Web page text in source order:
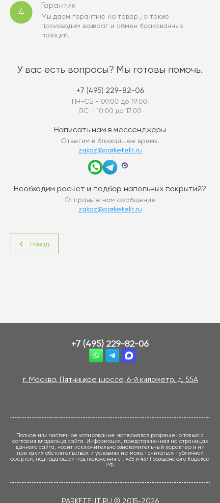
4
Гарантия
Мы даем гарантию на товар , а также
производим возврат и обмен бракованных
позиций.
У вас есть вопросы? Мы готовы помочь.
+7 (495) 229-82-06
ПН-СБ - 09:00 до 19:00,
ВС - 10:00 до 17:00
Написать нам в мессенджеры
Ответим в ближайшее время.
zakaz@parketelit.ru
Необходим расчет и подбор напольных покрытий?
Отправьте нам сообщение
zakaz@parketelit.ru
Назад
+7 (495) 229-82-06
г. Москва, Пятницкое шоссе, 6-й километр, д. 55А
Полное или частичное копирование материалов разрешено только с
согласия владельца сайта. Информация, представленная на страницах
данного сайта, носит исключительно ознакомительный характер и ни
при каких обстоятельствах и условиях не может считаться публичной
офертой, подпадающей под положения ст. 435 и 437 Гражданского Кодекса
РФ.
PARKETELIT.RU © 2015-2026